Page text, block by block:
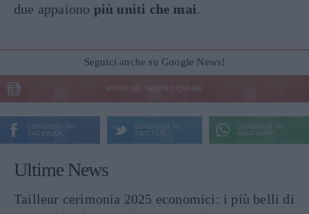
due appaiono più uniti che mai.
Seguici anche su Google News!
ENTRA NEL NOSTRO CANALE
CONDIVIDI SU
FACEBOOK
CONDIVIDI SU
TWITTER
CONDIVIDI SU
WHATSAPP
Ultime News
Tailleur cerimonia 2025 economici: i più belli di